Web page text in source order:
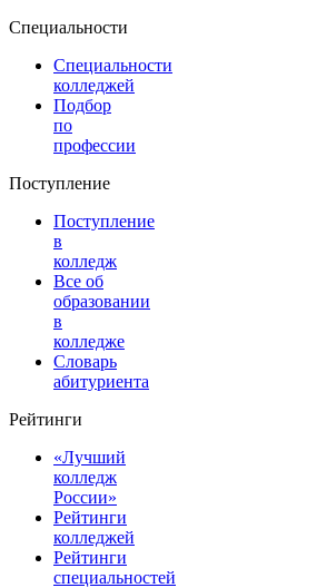
Специальности
Специальности
колледжей
Подбор
по
профессии
Поступление
Поступление
в
колледж
Все об
образовании
в
колледже
Словарь
абитуриента
Рейтинги
«Лучший
колледж
России»
Рейтинги
колледжей
Рейтинги
специальностей